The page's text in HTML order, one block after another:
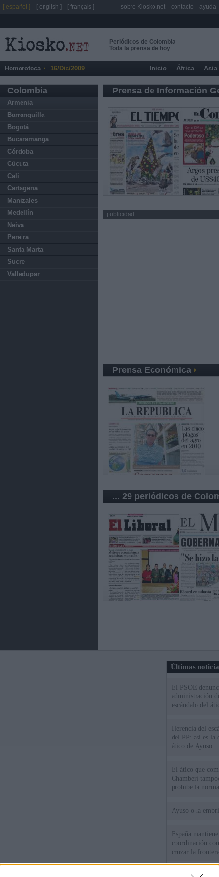
Periódicos de Colombia
Toda la prensa de hoy
Hemeroteca 16/Dic/2009 Inicio África
Colombia
Armenia
Barranquilla
Bogotá
Bucaramanga
Córdoba
Cúcuta
Cali
Cartagena
Manizales
Medellín
Neiva
Pereira
Santa Marta
Sucre
Valledupar
Prensa de Información
publicidad
Prensa Económica
... 29 periódicos de
Últimas
El PSOE
administración
escándalo del
Herencia del
del PP: así es la
ático de Ayuso
El ático que
Chamberí
prohíbe la
Ayuso o la
España
coordinación
cruzar la
Vox asegura
[ español ] [ english ] [ français ] sobre Kiosko.net contacto ayuda